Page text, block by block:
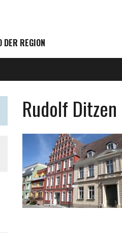
DER REGION
Rudolf Ditzen